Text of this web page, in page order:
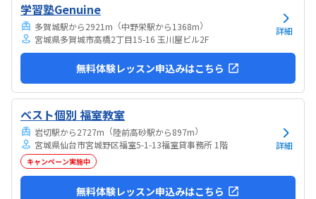
学習塾Genuine
多賀城駅から2921m （中野栄駅から1368m）
宮城県多賀城市高橋2丁目15-16 玉川屋ビル2F
詳細
無料体験レッスン申込みはこちら
ベスト個別 福室教室
岩切駅から2727m （陸前高砂駅から897m）
宮城県仙台市宮城野区福室5-1-13福室貸事務所 1階
キャンペーン実施中
詳細
無料体験レッスン申込みはこちら